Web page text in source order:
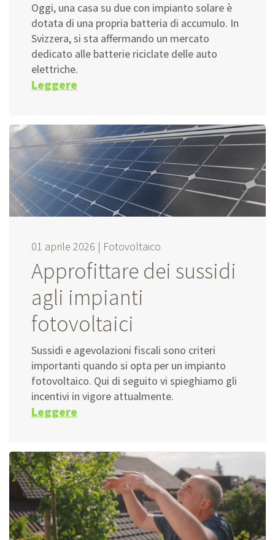
Oggi, una casa su due con impianto solare è
dotata di una propria batteria di accumulo. In
Svizzera, si sta affermando un mercato
dedicato alle batterie riciclate delle auto
elettriche.
Leggere
01 aprile 2026 | Fotovoltaico
Approfittare dei sussidi
agli impianti
fotovoltaici
Sussidi e agevolazioni fiscali sono criteri
importanti quando si opta per un impianto
fotovoltaico. Qui di seguito vi spieghiamo gli
incentivi in vigore attualmente.
Leggere